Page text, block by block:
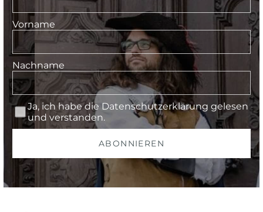
Vorname
Nachname
Ja, ich habe die Datenschutzerklärung gelesen
und verstanden.
ABONNIEREN